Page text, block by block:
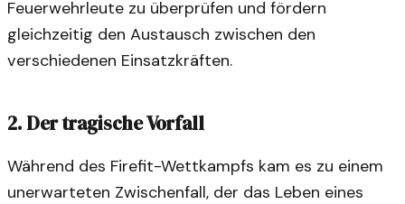
Feuerwehrleute zu überprüfen und fördern
gleichzeitig den Austausch zwischen den
verschiedenen Einsatzkräften.
2. Der tragische Vorfall
Während des Firefit-Wettkampfs kam es zu einem
unerwarteten Zwischenfall, der das Leben eines